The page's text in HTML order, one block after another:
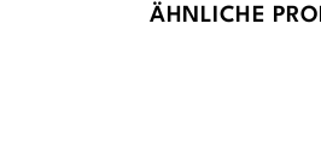
Produktgalerie überspringen
ÄHNLICHE